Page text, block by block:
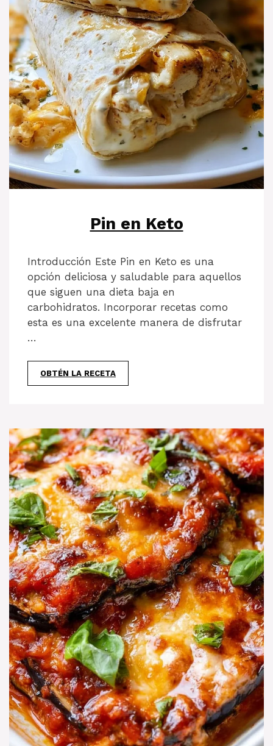
Pin en Keto
Introducción Este Pin en Keto es una
opción deliciosa y saludable para aquellos
que siguen una dieta baja en
carbohidratos. Incorporar recetas como
esta es una excelente manera de disfrutar
…
OBTÉN LA RECETA